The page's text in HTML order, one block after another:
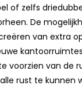
of zelfs
De
van extra
voorzien van de
rust te kunnen